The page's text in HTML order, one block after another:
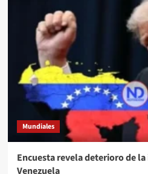
Mundiales
Encuesta revela deterioro de
Venezuela